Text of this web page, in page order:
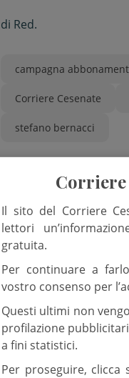
di Red.
campagna
Corriere Cesenate
stefano bernacci
VALLE SAVIO
Corriere
Il sito del Corriere
lettori
gratuita.
Per continuare a
vostro consenso per
Questi ultimi non
profilazione
a fini statistici.
Per proseguire, clicca